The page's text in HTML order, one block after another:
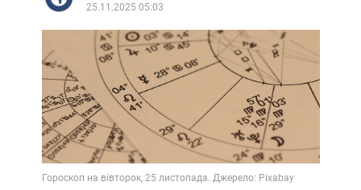
25.11.2025 05:03
Гороскоп на вівторок, 25 листопада. Джерело: Pixabay